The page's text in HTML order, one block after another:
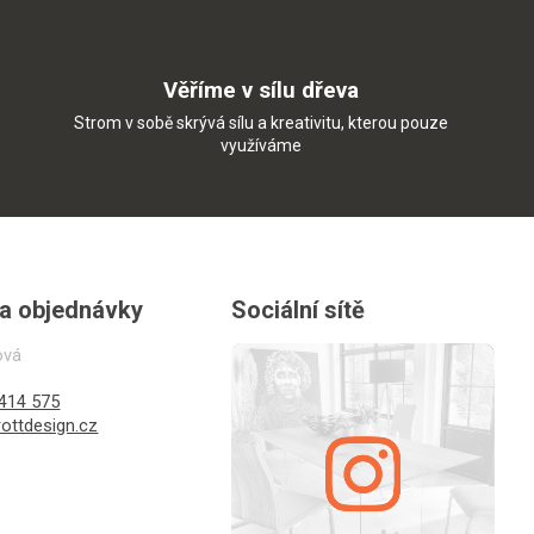
Věříme v sílu dřeva
Strom v sobě skrývá sílu a kreativitu, kterou pouze
využíváme
objednávky
575
Sociální sítě